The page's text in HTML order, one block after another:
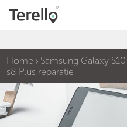
Home
Samsung Galaxy
s8 Plus reparatie